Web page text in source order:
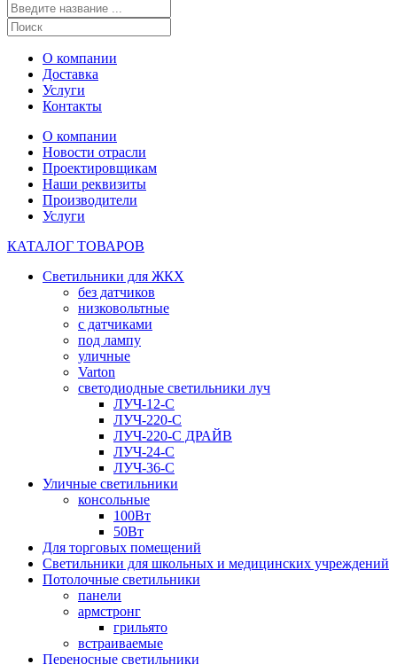
О компании
Доставка
Услуги
Контакты
О компании
Новости отрасли
Проектировщикам
Наши реквизиты
Производители
Услуги
КАТАЛОГ ТОВАРОВ
Светильники для ЖКХ
без датчиков
низковольтные
с датчиками
под лампу
уличные
Varton
светодиодные светильники луч
ЛУЧ-12-С
ЛУЧ-220-С
ЛУЧ-220-С ДРАЙВ
ЛУЧ-24-С
ЛУЧ-36-С
Уличные светильники
консольные
100Вт
50Вт
Для торговых помещений
Светильники для школьных и медицинских учреждений
Потолочные светильники
панели
армстронг
грильято
встраиваемые
Переносные светильники